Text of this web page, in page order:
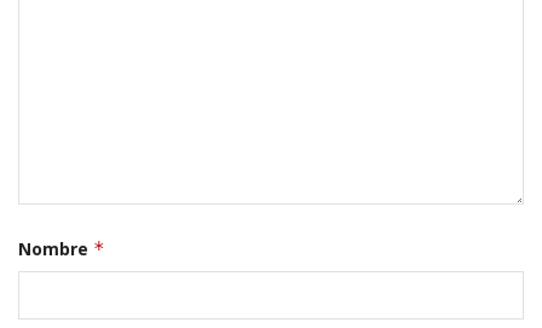
Nombre *